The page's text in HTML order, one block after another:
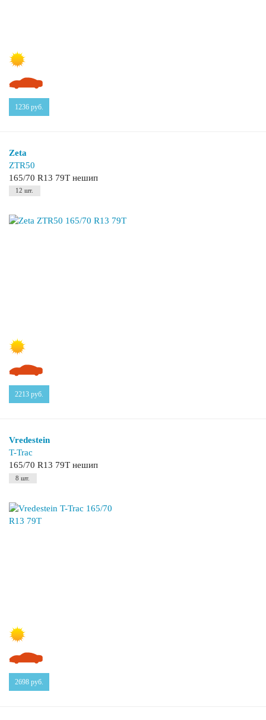
1236 руб.
Zeta
ZTR50
165/70 R13 79T нешип
12 шт.
2213 руб.
Vredestein
T-Trac
165/70 R13 79T нешип
8 шт.
2698 руб.